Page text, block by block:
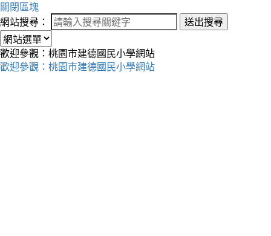
關閉區塊
網站搜尋：
送出搜尋
歡迎參觀：桃園市建德國民小學網站
歡迎參觀：桃園市建德國民小學網站